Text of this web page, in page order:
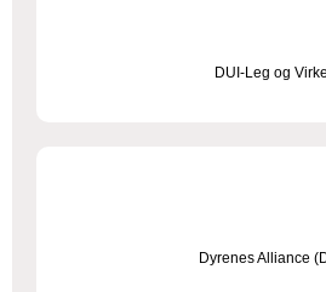
DUI-Leg og Virke
Dyrenes Alliance